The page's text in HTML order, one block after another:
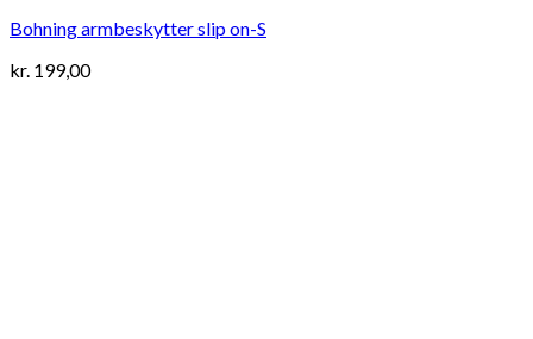
Bohning armbeskytter slip on-S
kr. 199,00